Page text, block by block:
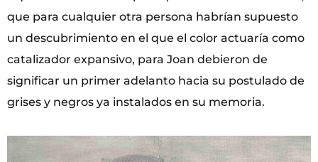
que para cualquier otra persona habrían supuesto
un descubrimiento en el que el color actuaría como
catalizador expansivo, para Joan debieron de
significar un primer adelanto hacia su postulado de
grises y negros ya instalados en su memoria.